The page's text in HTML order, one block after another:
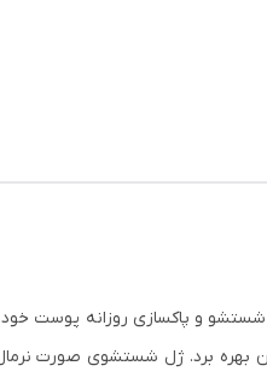
و پاکسازی روزانه پوست
بهره برد. ژل شستشوی صورت